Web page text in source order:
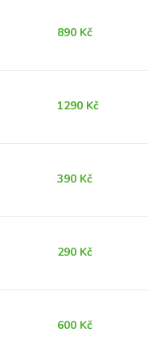
890 Kč
1290 Kč
390 Kč
290 Kč
600 Kč